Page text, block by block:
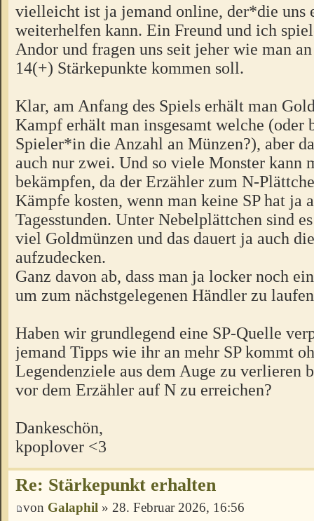
vielleicht ist ja jemand online, der*die uns
weiterhelfen kann. Ein Freund und ich
Andor und fragen uns seit jeher wie man
14(+) Stärkepunkte kommen soll.
Klar, am Anfang des Spiels erhält man
Kampf erhält man insgesamt welche (oder
Spieler*in die Anzahl an Münzen?), aber
auch nur zwei. Und so viele Monster kann
bekämpfen, da der Erzähler zum N-
Kämpfe kosten, wenn man keine SP hat ja
Tagesstunden. Unter Nebelplättchen sind
viel Goldmünzen und das dauert ja auch
aufzudecken.
Ganz davon ab, dass man ja locker noch
um zum nächstgelegenen Händler zu
Haben wir grundlegend eine SP-Quelle
jemand Tipps wie ihr an mehr SP kommt
Legendenziele aus dem Auge zu verlieren
vor dem Erzähler auf N zu erreichen?
Dankeschön,
kpoplover <3
Re: Stärkepunkt erhalten
von Galaphil » 28. Februar 2026, 16:56